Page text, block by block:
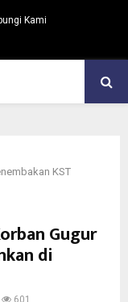
Kami
KST
Gugur
di
601